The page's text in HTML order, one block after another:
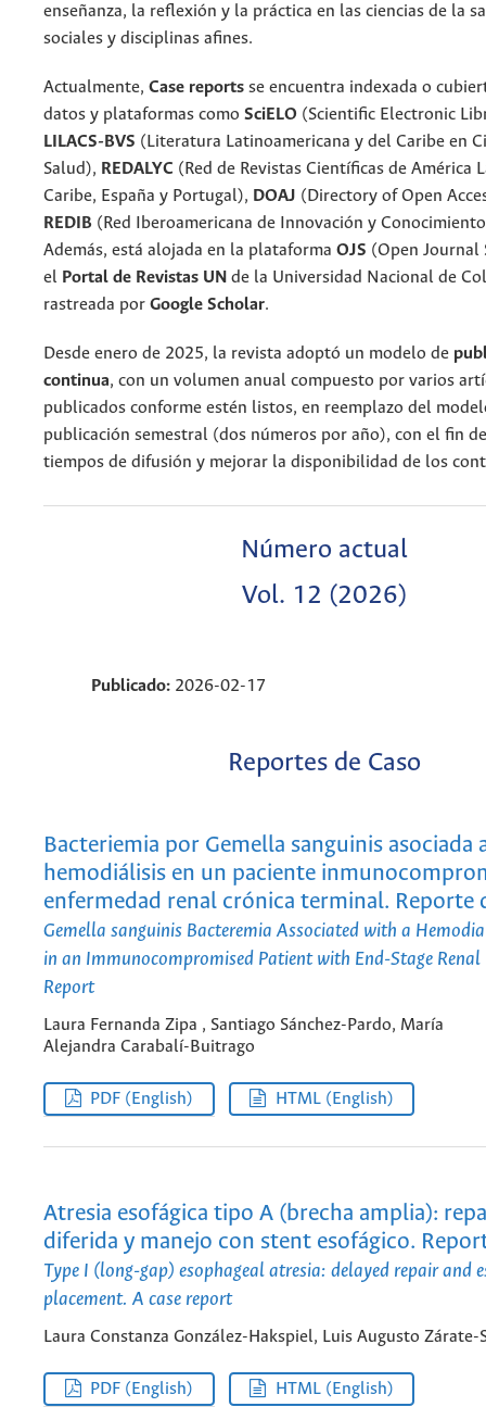
enseñanza, la reflexión y la práctica en las ciencias de la
sociales y disciplinas afines.
Actualmente, Case reports se encuentra indexada o
datos y plataformas como SciELO (Scientific Electronic
LILACS-BVS (Literatura Latinoamericana y del Caribe en
Salud), REDALYC (Red de Revistas Científicas de América
Caribe, España y Portugal), DOAJ (Directory of Open
REDIB (Red Iberoamericana de Innovación y
Además, está alojada en la plataforma OJS (Open Journal
el Portal de Revistas UN de la Universidad Nacional de
rastreada por Google Scholar.
Desde enero de 2025, la revista adoptó un modelo de
continua, con un volumen anual compuesto por varios
publicados conforme estén listos, en reemplazo del
publicación semestral (dos números por año), con el fin
tiempos de difusión y mejorar la disponibilidad de los
Número actual
Vol. 12 (2026)
Publicado: 2026-02-17
Reportes de Caso
Bacteriemia por Gemella sanguinis asociada
hemodiálisis en un paciente
enfermedad renal crónica terminal. Reporte
Gemella sanguinis Bacteremia Associated with a
in an Immunocompromised Patient with End-Stage Renal
Report
Laura Fernanda Zipa , Santiago Sánchez-Pardo, María
Alejandra Carabalí-Buitrago
PDF (English) HTML (English)
Atresia esofágica tipo A (brecha amplia):
diferida y manejo con stent esofágico.
Type I (long-gap) esophageal atresia: delayed repair and
placement. A case report
Laura Constanza González-Hakspiel, Luis Augusto Zárate-
PDF (English) HTML (English)